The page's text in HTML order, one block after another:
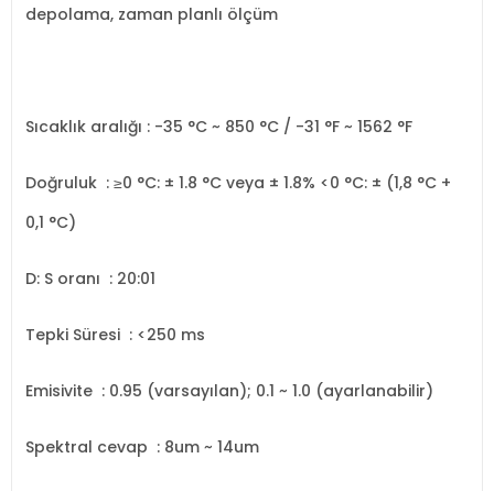
depolama, zaman planlı ölçüm
Sıcaklık aralığı : -35 °C ~ 850 °C / -31 °F ~ 1562 °F
Doğruluk : ≥0 °C: ± 1.8 °C veya ± 1.8% <0 °C: ± (1,8 °C +
0,1 °C)
D: S oranı : 20:01
Tepki Süresi : <250 ms
Emisivite : 0.95 (varsayılan); 0.1 ~ 1.0 (ayarlanabilir)
Spektral cevap : 8um ~ 14um